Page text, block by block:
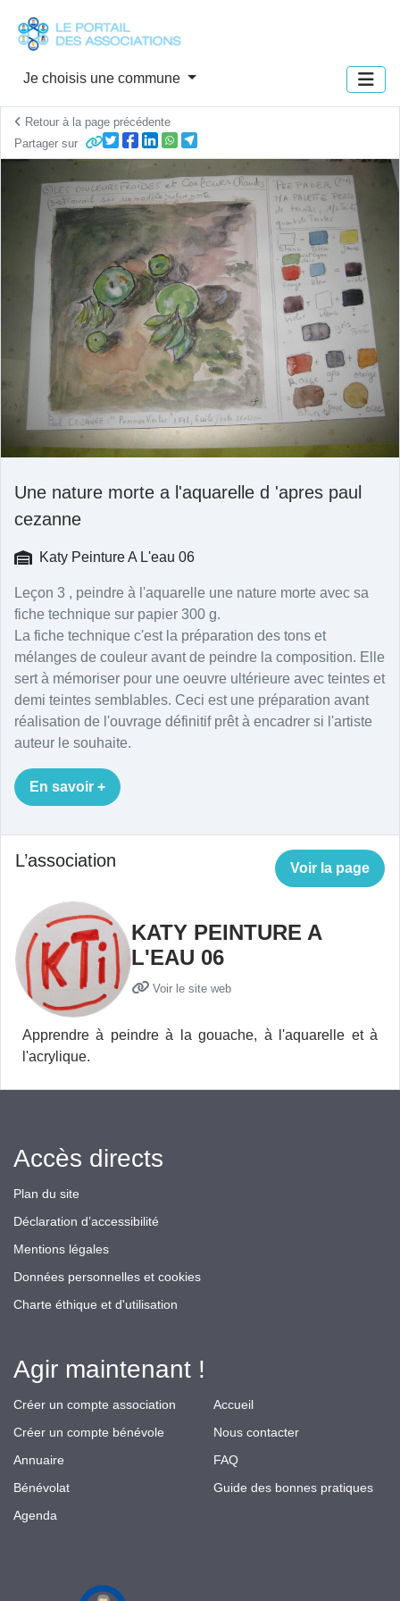
Je choisis une commune
Retour à la page précédente
Partager sur
Une nature morte a l'aquarelle d 'apres paul
cezanne
Katy Peinture A L'eau 06
Leçon 3 , peindre à l'aquarelle une nature morte avec sa
fiche technique sur papier 300 g.
La fiche technique c'est la préparation des tons et
mélanges de couleur avant de peindre la composition. Elle
sert à mémoriser pour une oeuvre ultérieure avec teintes et
demi teintes semblables. Ceci est une préparation avant
réalisation de l'ouvrage définitif prêt à encadrer si l'artiste
auteur le souhaite.
En savoir +
L’association Voir la page
KATY PEINTURE A
L'EAU 06
Voir le site web
Apprendre à peindre à la gouache, à l'aquarelle et à
l'acrylique.
Accès directs
Plan du site
Déclaration d’accessibilité
Mentions légales
Données personnelles et cookies
Charte éthique et d'utilisation
Agir maintenant !
Créer un compte association
Créer un compte bénévole
Annuaire
Bénévolat
Agenda
Accueil
Nous contacter
FAQ
Guide des bonnes pratiques